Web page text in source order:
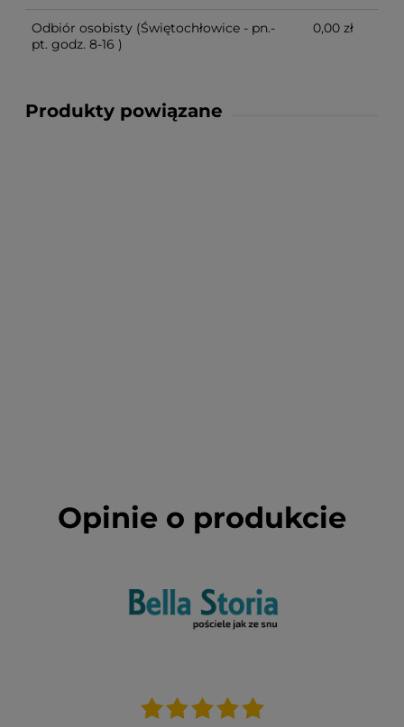
Odbiór osobisty (Świętochłowice - pn.-
pt. godz. 8-16 )
0,00 zł
Produkty powiązane
Opinie o produkcie